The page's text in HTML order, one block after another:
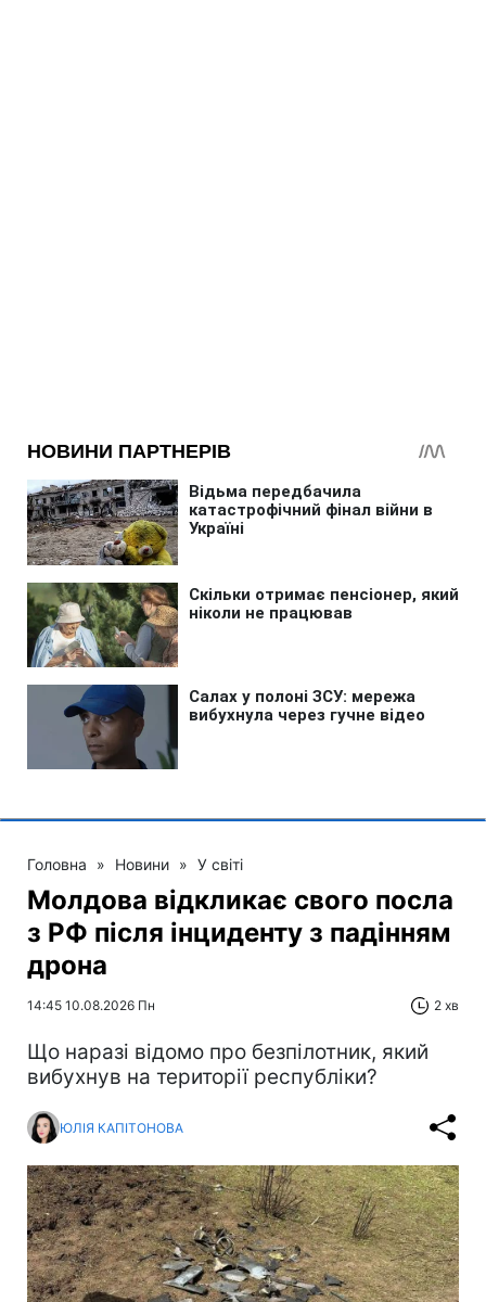
Головна » Новини » У світі
Молдова відкликає свого посла
з РФ після інциденту з падінням
дрона
14:45 10.08.2026 Пн 2 хв
Що наразі відомо про безпілотник, який
вибухнув на території республіки?
ЮЛІЯ КАПІТОНОВА